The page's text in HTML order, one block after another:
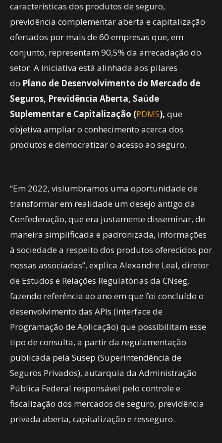
características dos produtos de seguro,
previdência complementar aberta e capitalização
ofertados por mais de 60 empresas que, em
conjunto, representam 90,5% da arrecadação do
setor. A iniciativa está alinhada aos pilares
do Plano de Desenvolvimento do Mercado de
Seguros, Previdência Aberta, Saúde
Suplementar e Capitalização (PDMS), que
objetiva ampliar o conhecimento acerca dos
produtos e democratizar o acesso ao seguro.
“Em 2022, vislumbramos uma oportunidade de
transformar em realidade um desejo antigo da
Confederação, que era justamente disseminar, de
maneira simplificada e padronizada, informações
à sociedade a respeito dos produtos oferecidos por
nossas associadas”, explica Alexandre Leal, diretor
de Estudos e Relações Regulatórias da CNseg,
fazendo referência ao ano em que foi concluído o
desenvolvimento das APIs (Interface de
Programação de Aplicação) que possibilitam esse
tipo de consulta, a partir da regulamentação
publicada pela Susep (Superintendência de
Seguros Privados), autarquia da Administração
Pública Federal responsável pelo controle e
fiscalização dos mercados de seguro, previdência
privada aberta, capitalização e resseguro.